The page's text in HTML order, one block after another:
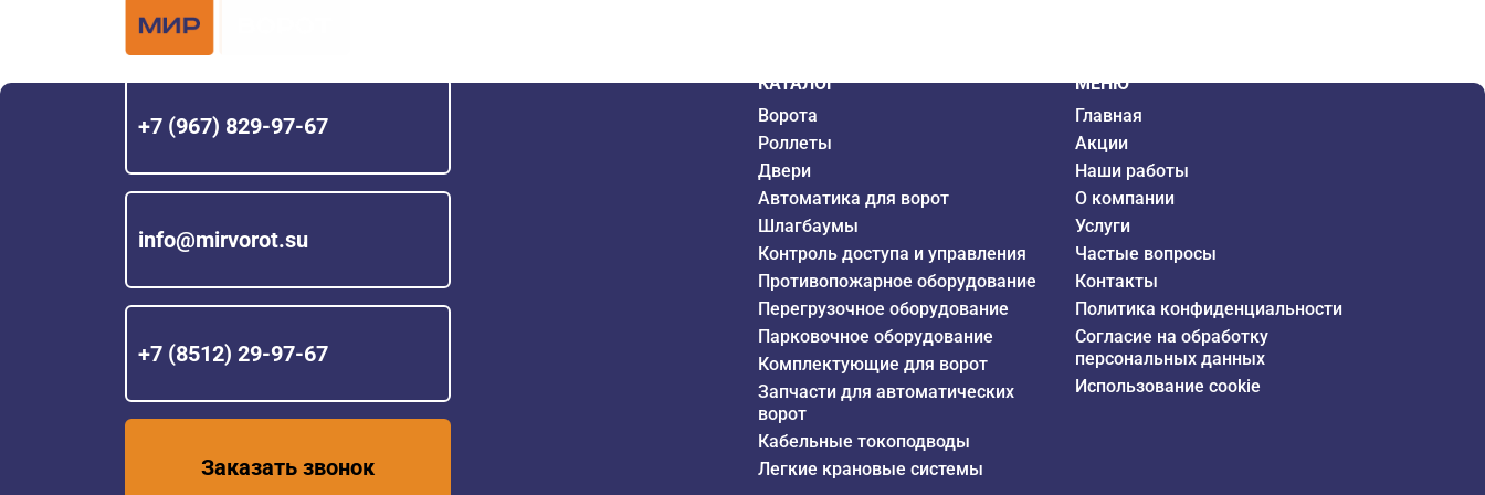
+7 (967) 829-97-67
info@mirvorot.su
+7 (8512) 29-97-67
Заказать звонок
КАТАЛОГ
Ворота
Роллеты
Двери
Автоматика для ворот
Шлагбаумы
Контроль доступа и управления
Противопожарное оборудование
Перегрузочное оборудование
Парковочное оборудование
Комплектующие для ворот
Запчасти для автоматических
ворот
Кабельные токоподводы
Легкие крановые системы
МЕНЮ
Главная
Акции
Наши работы
О компании
Услуги
Частые вопросы
Контакты
Политика конфиденциальности
Согласие на обработку
персональных данных
Использование cookie